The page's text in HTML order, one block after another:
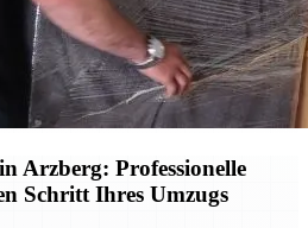
Arzberg: Professionelle
Schritt Ihres Umzugs